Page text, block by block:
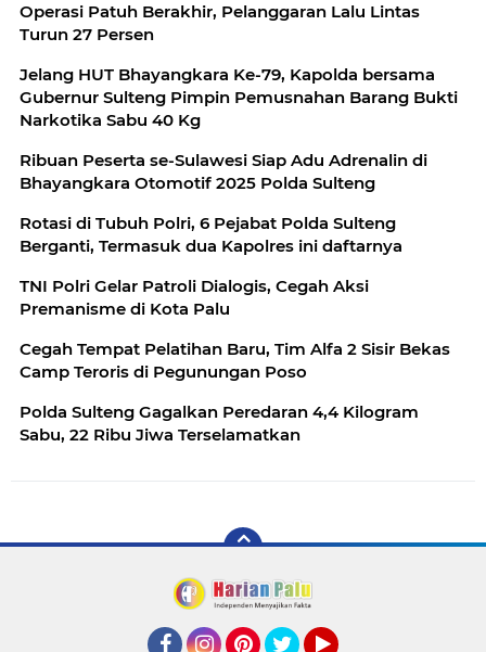
Operasi Patuh Berakhir, Pelanggaran Lalu Lintas
Turun 27 Persen
Jelang HUT Bhayangkara Ke-79, Kapolda bersama
Gubernur Sulteng Pimpin Pemusnahan Barang Bukti
Narkotika Sabu 40 Kg
Ribuan Peserta se-Sulawesi Siap Adu Adrenalin di
Bhayangkara Otomotif 2025 Polda Sulteng
Rotasi di Tubuh Polri, 6 Pejabat Polda Sulteng
Berganti, Termasuk dua Kapolres ini daftarnya
TNI Polri Gelar Patroli Dialogis, Cegah Aksi
Premanisme di Kota Palu
Cegah Tempat Pelatihan Baru, Tim Alfa 2 Sisir Bekas
Camp Teroris di Pegunungan Poso
Polda Sulteng Gagalkan Peredaran 4,4 Kilogram
Sabu, 22 Ribu Jiwa Terselamatkan